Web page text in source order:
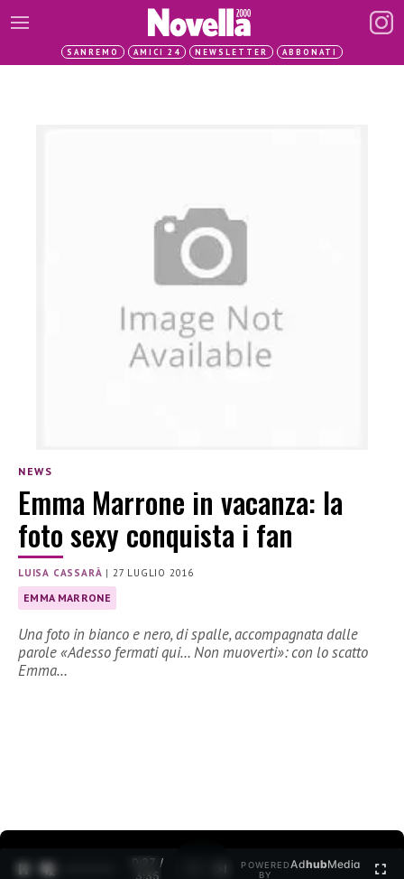
SANREMO AMICI 24 NEWSLETTER ABBONATI
NEWS
Emma Marrone in vacanza: la
foto sexy conquista i fan
LUISA CASSARÀ | 27 LUGLIO 2016
EMMA MARRONE
Una foto in bianco e nero, di spalle, accompagnata dalle
parole «Adesso fermati qui… Non muoverti»: con lo scatto
Emma…
0:27 /
3:35
POWERED
BY
AdhubMedia